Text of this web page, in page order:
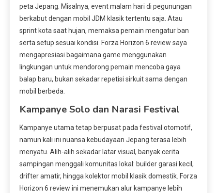
peta Jepang. Misalnya, event malam hari di pegunungan
berkabut dengan mobil JDM klasik tertentu saja. Atau
sprint kota saat hujan, memaksa pemain mengatur ban
serta setup sesuai kondisi. Forza Horizon 6 review saya
mengapresiasi bagaimana game menggunakan
lingkungan untuk mendorong pemain mencoba gaya
balap baru, bukan sekadar repetisi sirkuit sama dengan
mobil berbeda.
Kampanye Solo dan Narasi Festival
Kampanye utama tetap berpusat pada festival otomotif,
namun kali ini nuansa kebudayaan Jepang terasa lebih
menyatu. Alih-alih sekadar latar visual, banyak cerita
sampingan menggali komunitas lokal: builder garasi kecil,
drifter amatir, hingga kolektor mobil klasik domestik. Forza
Horizon 6 review ini menemukan alur kampanye lebih